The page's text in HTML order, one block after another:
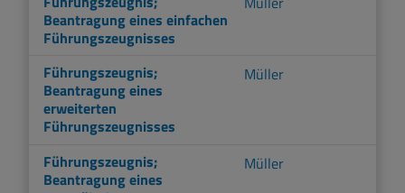
Beantragung eines einfachen
Führungszeugnisses
Führungszeugnis;
Beantragung eines
erweiterten
Führungszeugnisses
Müller
Führungszeugnis;
Beantragung eines
Müller